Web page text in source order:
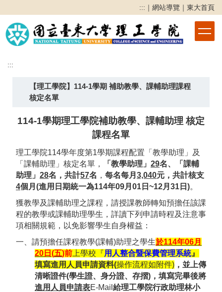
到
主
要
區
::: ｜ 網站導覽 ｜ 東大首頁
:::
【理工學院】114-1學期 補助教學、課輔助理課程
核定名單
114-1學期理工學院補助教學、課輔助理 核定
課程名單
理工學院114學年度第1學期課程配置「教學助理」及
「課輔助理」核定名單，
「教學助理」 29名、「課輔
助理」 28名，共計57名 ， 每名每月 3,040元，共計核支
4個月 (進用日期統一為114年09月 01 日 ~12月 31 日 )。
獲教學及課輔助理之課程，請授課教師轉知預擔任該課
程的教學或課輔助理學生，詳讀下列申請時程及注意事
項相關規範，以免影響學生自身權益：
一、請預擔任課程教學(課輔)助理之學生於114年06月
20 日 (五)前 上學校『用人整合暨保費管理系統 』
填寫進用人員申請資料(操作流程如附件) ，並上傳
清晰證件(學生證、身分證、存摺) ， 填寫完畢後將
進用人員申請表E-Mail 給理工學院行政助理林小